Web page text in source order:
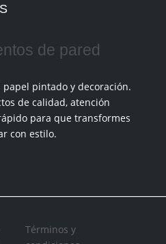
de pared
papel pintado y decoración.
de calidad, atención
para que transformes
con estilo.
Términos y